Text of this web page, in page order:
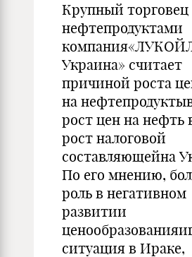
Крупный торговец
нефтепродуктами
Украина» считает
причиной роста
на
рост цен на нефть
рост налоговой
составляющейна
По его мнению,
роль в негативном
развитии
ситуация в Ираке,